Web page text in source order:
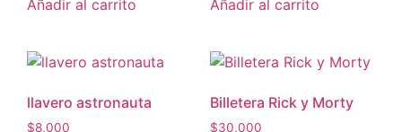
Añadir al carrito Añadir al carrito
llavero astronauta
$8,000
Billetera Rick y Morty
$30,000